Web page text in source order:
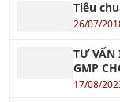
Tiêu
26/07/
TƯ VẤN
GMP
17/08/